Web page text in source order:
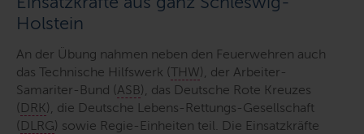
Holstein
An der Übung nahmen neben den Feuerwehren auch
das Technische Hilfswerk (THW), der Arbeiter-
Samariter-Bund (ASB), das Deutsche Rote Kreuzes
(DRK), die Deutsche Lebens-Rettungs-Gesellschaft
(DLRG) sowie Regie-Einheiten teil. Die Einsatzkräfte